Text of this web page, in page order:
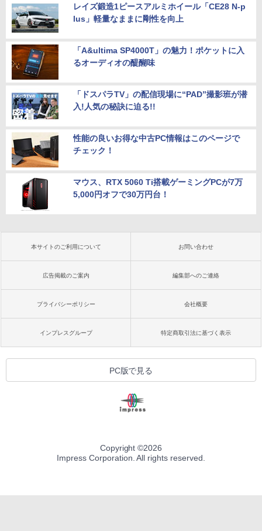
レイズ鍛造1ピースアルミホイール「CE28 N-p
lus」軽量なままに剛性を向上
「A&ultima SP4000T」の魅力！ポケットに入
るオーディオの醍醐味
「ドスパラTV」の配信現場に“PAD”撮影班が潜
入!人気の秘訣に迫る!!
性能の良いお得な中古PC情報はこのページで
チェック！
マウス、RTX 5060 Ti搭載ゲーミングPCが7万
5,000円オフで30万円台！
本サイトのご利用について お問い合わせ
広告掲載のご案内 編集部へのご連絡
プライバシーポリシー 会社概要
インプレスグループ 特定商取引法に基づく表示
PC版で見る
Copyright ©2026
Impress Corporation. All rights reserved.